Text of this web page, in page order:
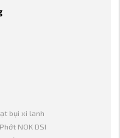
bụi xi lanh
Phớt NOK DSI